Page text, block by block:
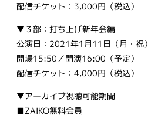
配信チケット：3,000円（税込）
▼３部：打ち上げ新年会編
公演日：2021年1月11日（月・祝）
開場15:50／開演16:00（予定）
配信チケット：4,000円（税込）
▼アーカイブ視聴可能期間
■ZAIKO無料会員